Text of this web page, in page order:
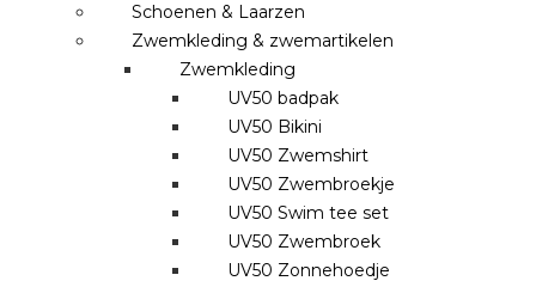
Schoenen & Laarzen
Zwemkleding & zwemartikelen
Zwemkleding
UV50 badpak
UV50 Bikini
UV50 Zwemshirt
UV50 Zwembroekje
UV50 Swim tee set
UV50 Zwembroek
UV50 Zonnehoedje